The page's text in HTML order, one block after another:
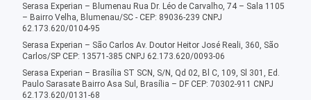
Serasa Experian – Blumenau Rua Dr. Léo de Carvalho, 74 – Sala 1105
– Bairro Velha, Blumenau/SC - CEP: 89036-239 CNPJ
62.173.620/0104-95
Serasa Experian – São Carlos Av. Doutor Heitor José Reali, 360, São
Carlos/SP CEP: 13571-385 CNPJ 62.173.620/0093-06
Serasa Experian – Brasília ST SCN, S/N, Qd 02, Bl C, 109, Sl 301, Ed.
Paulo Sarasate Bairro Asa Sul, Brasília – DF CEP: 70302-911 CNPJ
62.173.620/0131-68